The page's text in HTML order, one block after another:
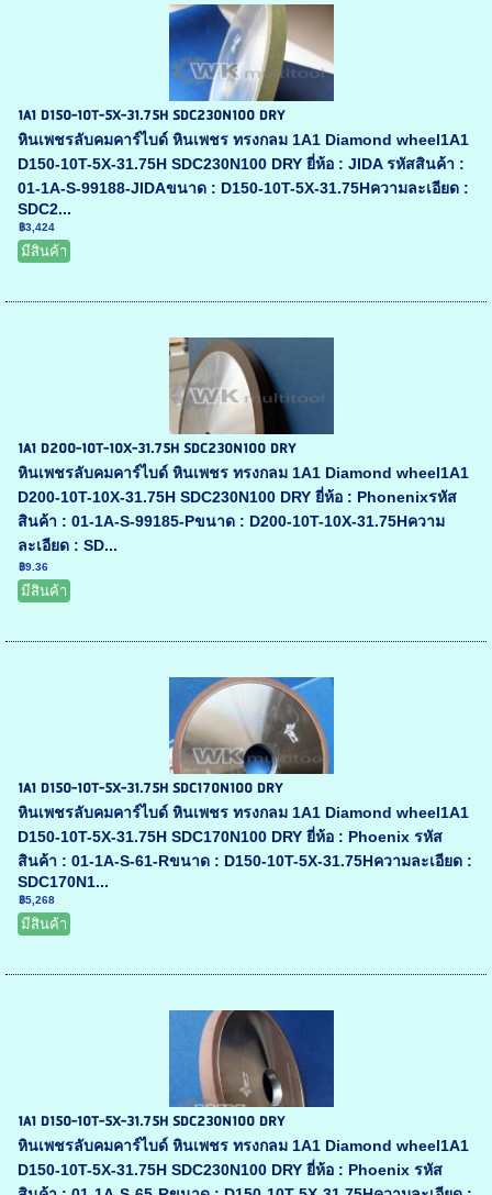
1A1 D150-10T-5X-31.75H SDC230N100 DRY
หินเพชรลับคมคาร์ไบด์ หินเพชร ทรงกลม 1A1 Diamond wheel1A1
D150-10T-5X-31.75H SDC230N100 DRY ยี่ห้อ : JIDA รหัสสินค้า :
01-1A-S-99188-JIDAขนาด : D150-10T-5X-31.75Hความละเอียด :
SDC2...
฿3,424
มีสินค้า
1A1 D200-10T-10X-31.75H SDC230N100 DRY
หินเพชรลับคมคาร์ไบด์ หินเพชร ทรงกลม 1A1 Diamond wheel1A1
D200-10T-10X-31.75H SDC230N100 DRY ยี่ห้อ : Phonenixรหัส
สินค้า : 01-1A-S-99185-Pขนาด : D200-10T-10X-31.75Hความ
ละเอียด : SD...
฿9.36
มีสินค้า
1A1 D150-10T-5X-31.75H SDC170N100 DRY
หินเพชรลับคมคาร์ไบด์ หินเพชร ทรงกลม 1A1 Diamond wheel1A1
D150-10T-5X-31.75H SDC170N100 DRY ยี่ห้อ : Phoenix รหัส
สินค้า : 01-1A-S-61-Rขนาด : D150-10T-5X-31.75Hความละเอียด :
SDC170N1...
฿5,268
มีสินค้า
1A1 D150-10T-5X-31.75H SDC230N100 DRY
หินเพชรลับคมคาร์ไบด์ หินเพชร ทรงกลม 1A1 Diamond wheel1A1
D150-10T-5X-31.75H SDC230N100 DRY ยี่ห้อ : Phoenix รหัส